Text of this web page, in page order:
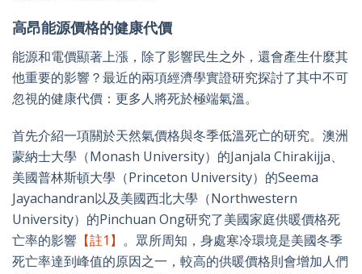
高昂能源價格的健康代價
能源和電價顯著上漲，除了影響民生之外，還會產生什麼其
他重要的影響？最近的兩項經濟學實證研究探討了其中不可
忽視的健康代價：更多人將死於極端氣溫。
首先介紹一項關於天然氣價格與冬季低溫死亡的研究。澳洲
蒙納士大學（Monash University）的Janjala Chirakijja、
美國普林斯頓大學（Princeton University）的Seema
Jayachandran以及美國西北大學（Northwestern
University）的Pinchuan Ong研究了美國家庭供暖價格死
亡率的影響 【註1】 。眾所周知，身處寒冷環境是美國冬季
死亡率達到峰值的原因之一，較高的供暖價格則會增加人們